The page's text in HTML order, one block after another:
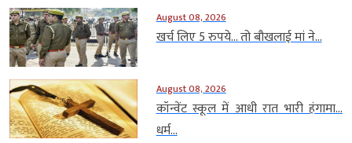
August 08, 2026
खर्च लिए 5 रुपये… तो बौखलाई मां ने...
August 08, 2026
कॉन्वेंट स्कूल में आधी रात भारी हंगामा…
धर्म...